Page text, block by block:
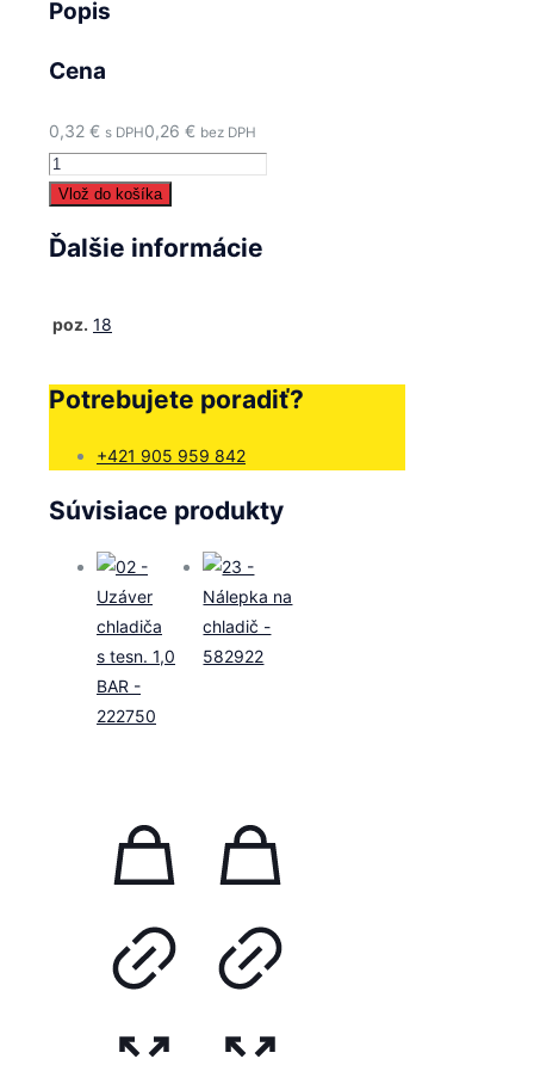
Popis
Cena
0,32 € s DPH0,26 € bez DPH
množstvo
18
Matica
842041
Vlož do košíka
Ďalšie informácie
poz. 18
Potrebujete poradiť?
+421 905 959 842
Súvisiace produkty